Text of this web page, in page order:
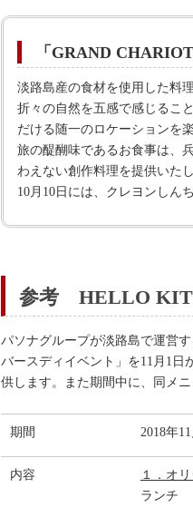
「GRAND
淡路島産の食材を使用した料
折々の自然を五感で感じるこ
だける随一のロケーションを
旅の醍醐味であるお食事は、
わえない創作料理を提供いたし
10月10日には、クレヨンしん
参考 HELLO
パソナグループが淡路島で運営
バースディイベント」を11月1日
供します。また期間中に、同メ
期間 2018年
内容
１．オ
ランチ